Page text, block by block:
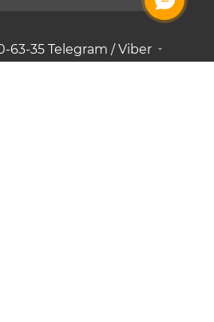
63-35 Telegram / Viber